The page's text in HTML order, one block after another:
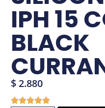
IPH 15
BLACK
$2.880